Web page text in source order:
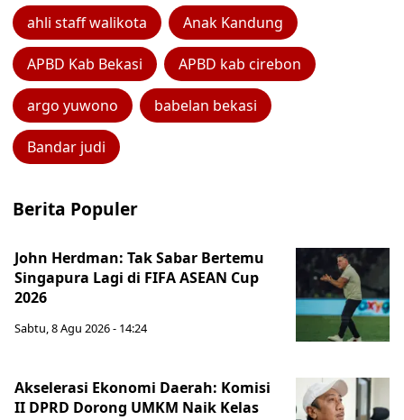
ahli staff walikota Anak Kandung
APBD Kab Bekasi APBD kab cirebon
argo yuwono babelan bekasi
Bandar judi
Berita Populer
John Herdman: Tak Sabar Bertemu
Singapura Lagi di FIFA ASEAN Cup
2026
Sabtu, 8 Agu 2026 - 14:24
Akselerasi Ekonomi Daerah: Komisi
II DPRD Dorong UMKM Naik Kelas